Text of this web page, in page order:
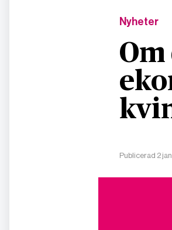
Nyheter
Publicerad 2